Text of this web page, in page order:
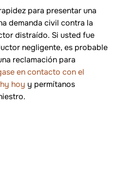
para presentar una
demanda civil contra la
distraído. Si usted fue
negligente, es probable
reclamación para
en contacto con el
hoy y permítanos